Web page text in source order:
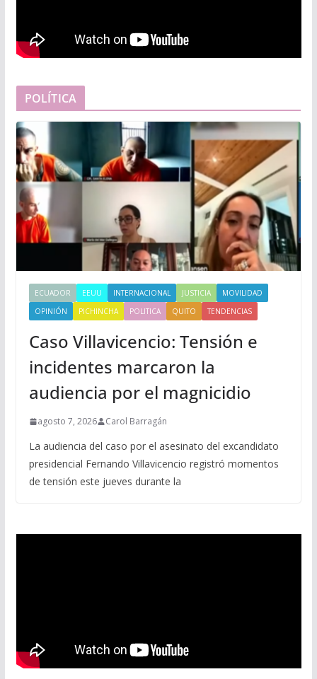
POLÍTICA
ECUADOR EEUU INTERNACIONAL JUSTICIA
MOVILIDAD
OPINIÓN
PICHINCHA POLITICA QUITO TENDENCIAS
Caso Villavicencio: Tensión e
incidentes marcaron la
audiencia por el magnicidio
agosto 7, 2026 Carol Barragán
La audiencia del caso por el asesinato del excandidato
presidencial Fernando Villavicencio registró momentos
de tensión este jueves durante la